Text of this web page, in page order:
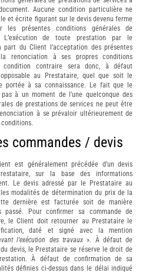
Aucune condition particulière ne
et écrite figurant sur le devis devenu ferme
les présentes conditions générales de
L’exécution de toute prestation par le
du Client l’acceptation des présentes
renonciation à ses propres conditions
condition contraire sera donc, à défaut
au Prestataire, quel que soit le
portée à sa connaissance. Le fait que le
à un moment de l’une quelconque des
de prestations de services ne peut être
à se prévaloir ultérieurement de
conditions.
commandes / devis
est généralement précédée d’un devis
sur la base des informations
Le devis adressé par le Prestataire au
modalités de détermination du prix de la
dernière est facturée soit de manière
Pour confirmer sa commande de
le Client doit retourner au Prestataire le
daté et signé avec la mention
l’exécution des travaux». À défaut de
devis, le Prestataire se réserve le droit de
À défaut de confirmation de sa
définies ci-dessus dans le délai indiqué